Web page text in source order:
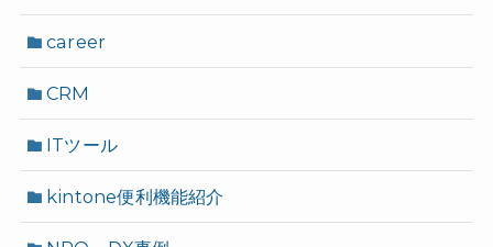
career
CRM
ITツール
kintone便利機能紹介